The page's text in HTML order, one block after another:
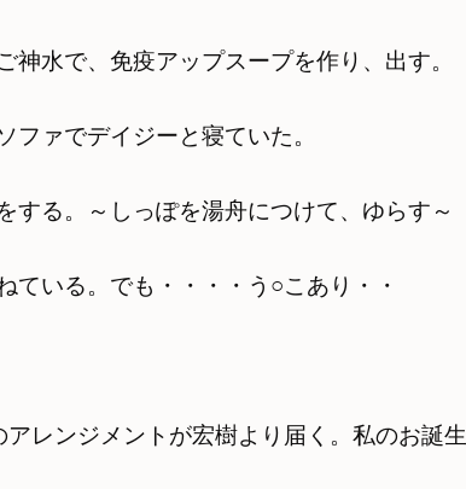
神水で、免疫アップスープを作り、出す。
ァでデイジーと寝ていた。
する。～しっぽを湯舟につけて、ゆらす～
ている。でも・・・・う○こあり・・
レンジメントが宏樹より届く。私のお誕生